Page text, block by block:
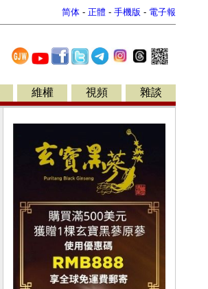
简体 - 正體 - 手機版 - 電子報
維權 視頻 雜談